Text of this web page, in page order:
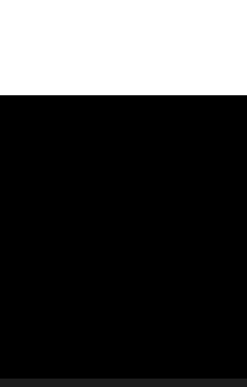
нутриционистички производи,
индустрија за храна и пијалоци
капацитети со седиште во